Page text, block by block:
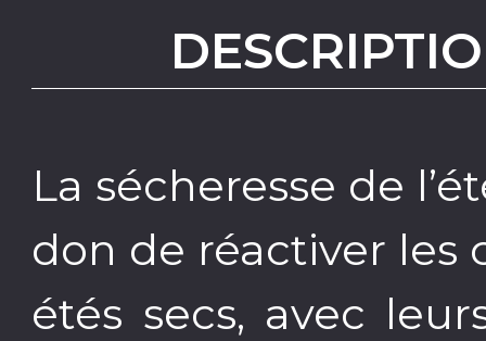
La sécheresse de
don de réactiver les
étés secs, avec